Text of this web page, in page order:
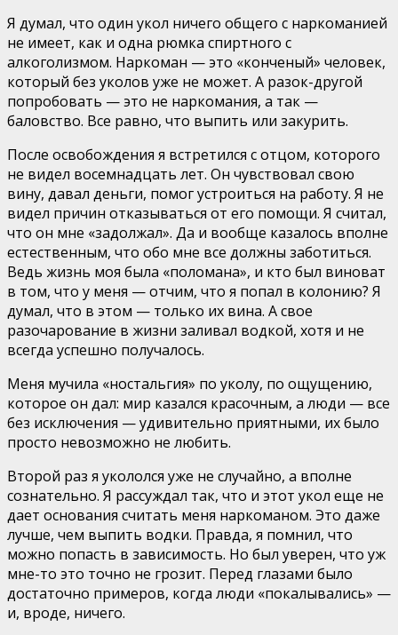
Я думал, что один укол ничего общего с наркоманией
не имеет, как и одна рюмка спиртного с
алкоголизмом. Наркоман — это «конченый» человек,
который без уколов уже не может. А разок-другой
попробовать — это не наркомания, а так —
баловство. Все равно, что выпить или закурить.
После освобождения я встретился с отцом, которого
не видел восемнадцать лет. Он чувствовал свою
вину, давал деньги, помог устроиться на работу. Я не
видел причин отказываться от его помощи. Я считал,
что он мне «задолжал». Да и вообще казалось вполне
естественным, что обо мне все должны заботиться.
Ведь жизнь моя была «поломана», и кто был виноват
в том, что у меня — отчим, что я попал в колонию? Я
думал, что в этом — только их вина. А свое
разочарование в жизни заливал водкой, хотя и не
всегда успешно получалось.
Меня мучила «ностальгия» по уколу, по ощущению,
которое он дал: мир казался красочным, а люди — все
без исключения — удивительно приятными, их было
просто невозможно не любить.
Второй раз я укололся уже не случайно, а вполне
сознательно. Я рассуждал так, что и этот укол еще не
дает основания считать меня наркоманом. Это даже
лучше, чем выпить водки. Правда, я помнил, что
можно попасть в зависимость. Но был уверен, что уж
мне-то это точно не грозит. Перед глазами было
достаточно примеров, когда люди «покалывались» —
и, вроде, ничего.